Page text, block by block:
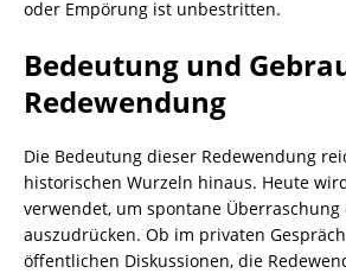
oder Empörung ist unbestritten.
Bedeutung und
Redewendung
Die Bedeutung dieser Redewendung
historischen Wurzeln hinaus. Heute
verwendet, um spontane Überraschung
auszudrücken. Ob im privaten
öffentlichen Diskussionen, die